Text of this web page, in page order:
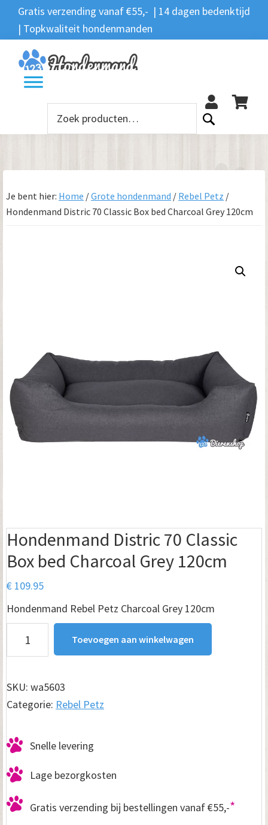
Spring
naar
de
hoofdnavigatie
Door
naar
de
hoofd
inhoud
Spring
naar
de
voettekst
Gratis verzending vanaf €55,- | 14 dagen bedenktijd
| Topkwaliteit hondenmanden
Zoeken
Zoeken
naar:
Je bent hier: Home /Grote hondenmand / Rebel Petz /
Hondenmand Distric 70 Classic Box bed Charcoal Grey 120cm
Hondenmand Distric 70 Classic
Box bed Charcoal Grey 120cm
€ 109.95
Hondenmand Rebel Petz Charcoal Grey 120cm
Distric
Classic
Box
Charcoal
Grey
120cm
Toevoegen aan winkelwagen
SKU: wa5603
Categorie: Rebel Petz
Snelle levering
Lage bezorgkosten
Gratis verzending bij bestellingen vanaf €55,-*